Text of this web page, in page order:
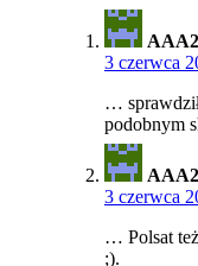
3 czerwca
…
podobnym
3 czerwca
… Polsat
;).